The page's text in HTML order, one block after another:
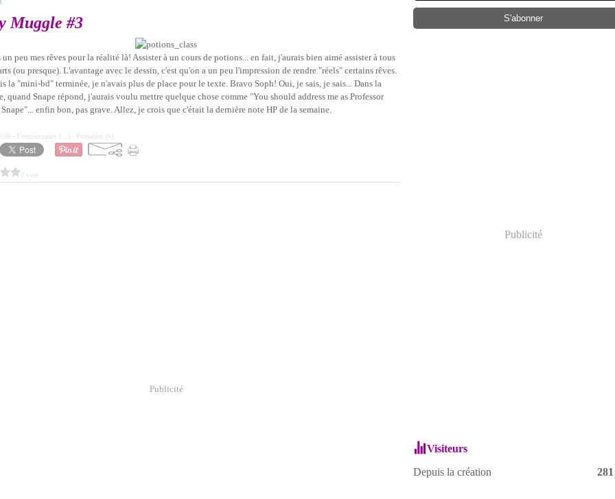
Muggle #3
peu mes rêves pour la réalité là! Assister à un cours de potions... en fait, j'aurais bien aimé assister à tous
(ou presque). L'avantage avec le dessin, c'est qu'on a un peu l'impression de rendre "réels" certains rêves.
la "mini-bd" terminée, je n'avais plus de place pour le texte. Bravo Soph! Oui, je sais, je sais... Dans la
quand Snape répond, j'aurais voulu mettre quelque chose comme "You should address me as Professor
Snape"... enfin bon, pas grave. Allez, je crois que c'était la dernière note HP de la semaine.
- Commentaires [ ] - Permalien [#]
0 vote
Publicité
Publicité
Visiteurs
Depuis la création